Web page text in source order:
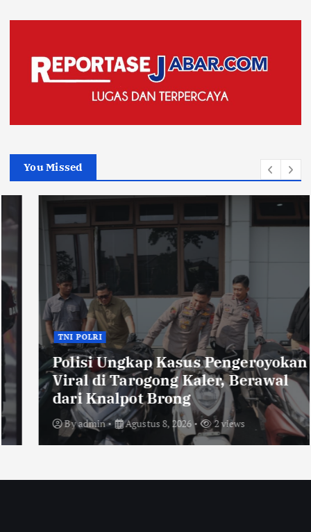
You Missed
TNI POLRI
Polisi Ungkap Kasus Pengeroyokan
Viral di Tarogong Kaler, Berawal
dari Knalpot Brong
admin Agustus 8, 2026 2 views